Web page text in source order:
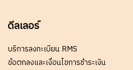
ดีลเลอร์
บริการลงทะเบียน RMS
ข้อตกลงและเงื่อนไขการชำระเงิน